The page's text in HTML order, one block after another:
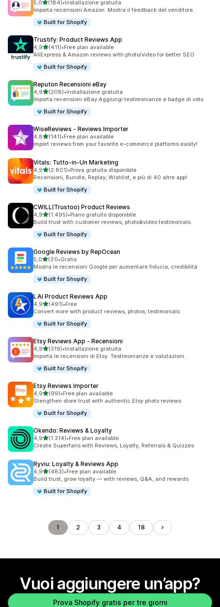
5,0stelle su 5
(184)
184 recensioni totali
•Installazione gratuita
Importa recensioni Amazon. Mostra il feedback del venditore.
Built for Shopify
Trustify: Product Reviews App
4,9stelle su 5
(411)
411 recensioni totali
•Free plan available
AliExpress & Amazon reviews with photo/video for better SEO
Built for Shopify
Reputon Recensioni eBay
4,9stelle su 5
(208)
208 recensioni totali
•Installazione gratuita
Importa recensioni eBay.Aggiungi testimonianze e badge di voto
Built for Shopify
WiseReviews ‑ Reviews Importer
4,8stelle su 5
(141)
141 recensioni totali
•Free plan available
Import reviews from your favorite e-commerce platforms easily!
Vitals: Tutto‑in‑Un Marketing
4,9stelle su 5
(2.801)
2801 recensioni totali
•Prova gratuita disponibile
Recensioni, Bundle, Replay, Wishlist, e più di 40 altre app!
Built for Shopify
CWILL(Trustoo) Product Reviews
4,9stelle su 5
(1.495)
1495 recensioni totali
•Piano gratuito disponibile
Build trust with customer reviews, photo&video testimonials.
Built for Shopify
Google Reviews by RepOcean
5,0stelle su 5
(31)
31 recensioni totali
•Gratis
Mostra le recensioni Google per aumentare fiducia, credibilità
Built for Shopify
LAI Product Reviews App
4,9stelle su 5
(491)
491 recensioni totali
•Free
Convert more with product reviews, photos, testimonials
Built for Shopify
Etsy Reviews App ‑ Recensioni
4,9stelle su 5
(319)
319 recensioni totali
•Installazione gratuita
Importa le recensioni di Etsy. Testimonianze e valutazioni.
Built for Shopify
Etsy Reviews Importer
4,9stelle su 5
(99)
99 recensioni totali
•Free plan available
Stengthen store trust with authentic Etsy photo reviews
Built for Shopify
Okendo: Reviews & Loyalty
4,9stelle su 5
(1.314)
1314 recensioni totali
•Free plan available
Create Superfans with Reviews, Loyalty, Referrals & Quizzes
Ryviu: Loyalty & Reviews App
4,9stelle su 5
(483)
483 recensioni totali
•Free plan available
Build trust, grow loyalty — with reviews, Q&A, and rewards
Built for Shopify
1 2 3 4 18
Vuoi aggiungere un’app?
Prova Shopify gratis per tre giorni